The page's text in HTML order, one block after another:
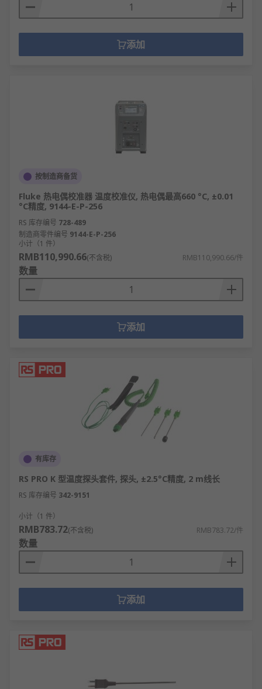
添加
按制造商备货
Fluke 热电偶校准器 温度校准仪, 热电偶最高660 °C, ±0.01
°C精度, 9144-E-P-256
RS 库存编号 728-489
制造商零件编号 9144-E-P-256
小计（1 件）
RMB110,990.66(不含税) RMB110,990.66/件
数量
添加
有库存
RS PRO K 型温度探头套件, 探头, ±2.5°C精度, 2 m线长
RS 库存编号 342-9151
小计（1 件）
RMB783.72(不含税) RMB783.72/件
数量
添加